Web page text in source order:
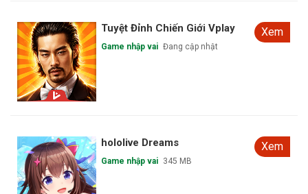
Tuyệt Đỉnh Chiến Giới Vplay
Game nhập vai Đang cập nhật
Xem
hololive Dreams
Game nhập vai 345 MB
Xem